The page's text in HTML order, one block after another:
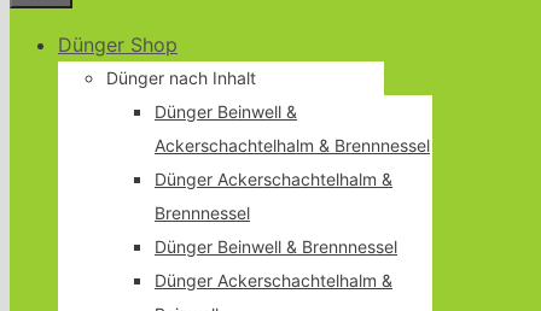
Dünger Shop
Dünger nach Inhalt
Dünger Beinwell &
Ackerschachtelhalm & Brennnessel
Dünger Ackerschachtelhalm &
Brennnessel
Dünger Beinwell & Brennnessel
Dünger Ackerschachtelhalm &